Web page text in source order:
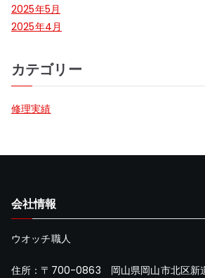
2025年5月
2025年4月
カテゴリー
修理実績
会社情報
ウオッチ職人
住所：〒700-0863 岡山県岡山市北区新